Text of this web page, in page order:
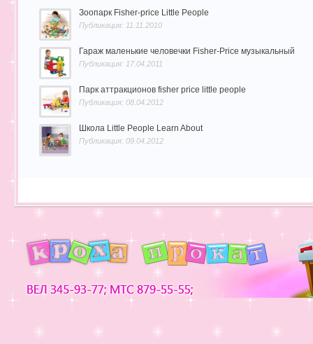
Зоопарк Fisher-price Little People
Публикация: 11.11.2010
Гараж маленькие человечки Fisher-Price музыкальный
Публикация: 17.04.2011
Парк аттракционов fisher price little people
Публикация: 08.04.2012
Школа Little People Learn About
Публикация: 09.04.2012